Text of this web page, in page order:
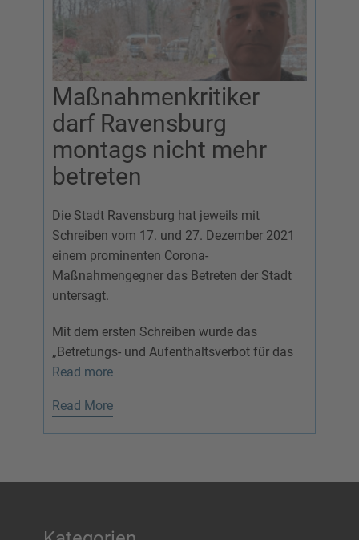
Maßnahmenkritiker
darf Ravensburg
montags nicht mehr
betreten
Die Stadt Ravensburg hat jeweils mit
Schreiben vom 17. und 27. Dezember 2021
einem prominenten Corona-
Maßnahmengegner das Betreten der Stadt
untersagt.
Mit dem ersten Schreiben wurde das
„Betretungs- und Aufenthaltsverbot für das
Read more
Read More